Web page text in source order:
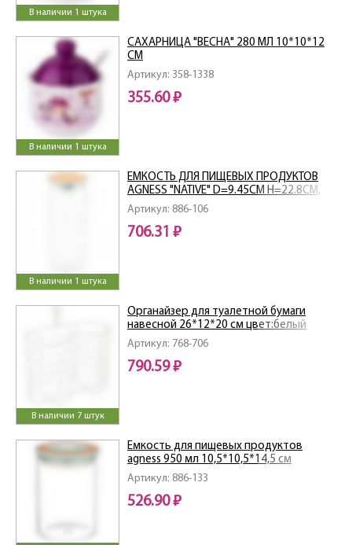
В наличии 1 штука
В наличии 1 штука
Артикул: 358-1338
САХАРНИЦА "ВЕСНА" 280 МЛ 10*10*12
СМ
355.60 ₽
В наличии 1 штука
Артикул: 886-106
ЕМКОСТЬ ДЛЯ ПИЩЕВЫХ ПРОДУКТОВ
AGNESS "NATIVE" D=9.45СМ H=22.8СМ,
1100 МЛ
706.31 ₽
В наличии 7 штук
Артикул: 768-706
Органайзер для туалетной бумаги
навесной 26*12*20 см цвет:белый
790.59 ₽
Артикул: 886-133
Емкость для пищевых продуктов
agness 950 мл 10,5*10,5*14,5 см
526.90 ₽